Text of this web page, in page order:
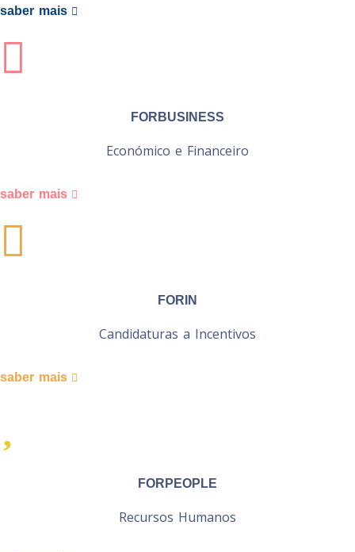
saber mais
FORBUSINESS
Económico e Financeiro
saber mais
FORIN
Candidaturas a Incentivos
saber mais
FORPEOPLE
Recursos Humanos